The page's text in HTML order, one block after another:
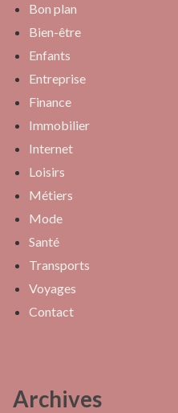
Bon plan
Bien-être
Enfants
Entreprise
Finance
Immobilier
Internet
Loisirs
Métiers
Mode
Santé
Transports
Voyages
Contact
Archives